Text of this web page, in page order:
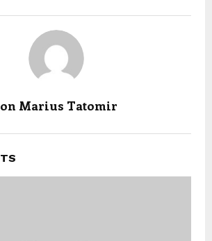
Marius Tatomir